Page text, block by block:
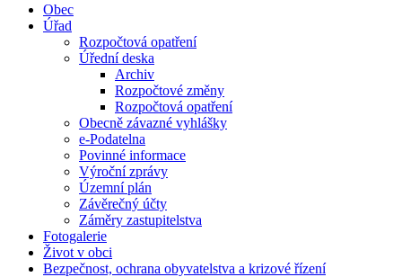
Obec
Úřad
Rozpočtová opatření
Úřední deska
Archiv
Rozpočtové změny
Rozpočtová opatření
Obecně závazné vyhlášky
e-Podatelna
Povinné informace
Výroční zprávy
Územní plán
Závěrečný účty
Záměry zastupitelstva
Fotogalerie
Život v obci
Bezpečnost, ochrana obyvatelstva a krizové řízení